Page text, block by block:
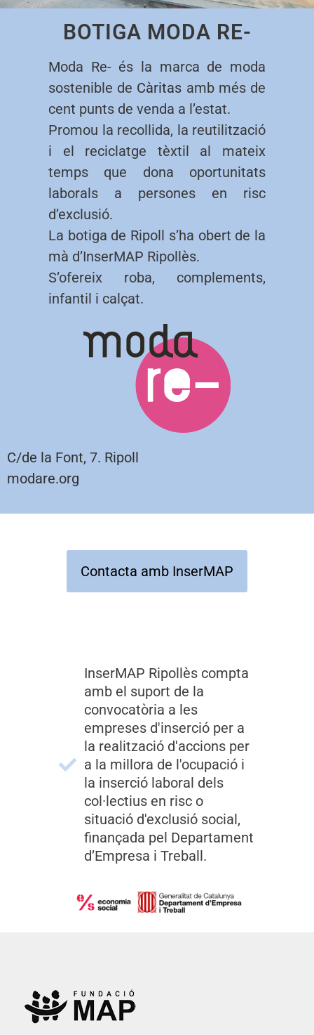
BOTIGA MODA RE-
Moda Re- és la marca de moda
sostenible de Càritas amb més de
cent punts de venda a l’estat.
Promou la recollida, la reutilització
i el reciclatge tèxtil al mateix
temps que dona oportunitats
laborals a persones en risc
d’exclusió.
La botiga de Ripoll s’ha obert de la
mà d’InserMAP Ripollès.
S’ofereix roba, complements,
infantil i calçat.
C/de la Font, 7. Ripoll
modare.org
Contacta amb InserMAP
InserMAP Ripollès compta
amb el suport de la
convocatòria a les
empreses d'inserció per a
la realització d'accions per
a la millora de l'ocupació i
la inserció laboral dels
col·lectius en risc o
situació d'exclusió social,
finançada pel Departament
d’Empresa i Treball.